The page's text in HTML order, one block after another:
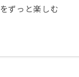
ずっと楽しむ